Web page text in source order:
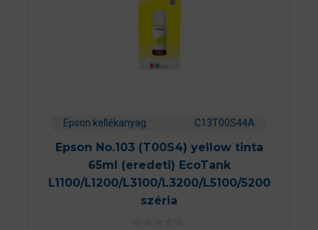
Epson kellékanyag C13T00S44A
Epson No.103 (T00S4) yellow tinta
65ml (eredeti) EcoTank
L1100/L1200/L3100/L3200/L5100/5200
széria